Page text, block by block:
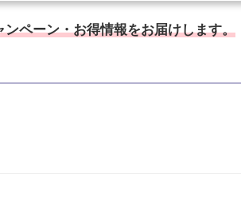
ペーン・お得情報をお届けします。